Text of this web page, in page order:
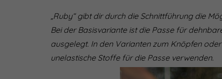
„Ruby“ gibt dir durch die Schnittführung die
Bei der Basisvariante ist die Passe für
ausgelegt. In den Varianten zum Knöpfen
unelastische Stoffe für die Passe verwenden.